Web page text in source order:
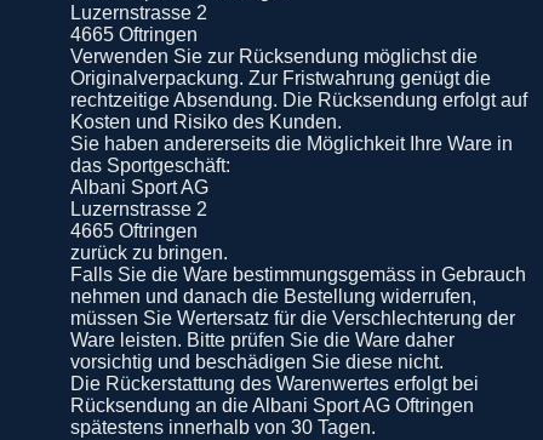
Luzernstrasse 2
4665 Oftringen
Verwenden Sie zur Rücksendung möglichst die
Originalverpackung. Zur Fristwahrung genügt die
rechtzeitige Absendung. Die Rücksendung erfolgt auf
Kosten und Risiko des Kunden.
Sie haben andererseits die Möglichkeit Ihre Ware in
das Sportgeschäft:
Albani Sport AG
Luzernstrasse 2
4665 Oftringen
zurück zu bringen.
Falls Sie die Ware bestimmungsgemäss in Gebrauch
nehmen und danach die Bestellung widerrufen,
müssen Sie Wertersatz für die Verschlechterung der
Ware leisten. Bitte prüfen Sie die Ware daher
vorsichtig und beschädigen Sie diese nicht.
Die Rückerstattung des Warenwertes erfolgt bei
Rücksendung an die Albani Sport AG Oftringen
spätestens innerhalb von 30 Tagen.